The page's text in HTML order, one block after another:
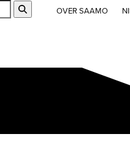
OVER SAAMO